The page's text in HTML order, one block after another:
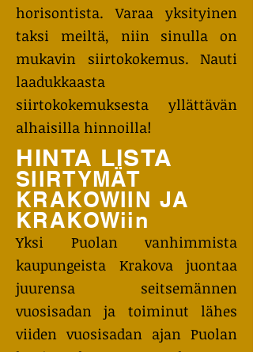
horisontista. Varaa yksityinen
taksi meiltä, niin sinulla on
mukavin siirtokokemus. Nauti
laadukkaasta
siirtokokemuksesta yllättävän
alhaisilla hinnoilla!
HINTA LISTA
SIIRTYMÄT
KRAKOWIIN JA
KRAKOWiin
Yksi Puolan vanhimmista
kaupungeista Krakova juontaa
juurensa seitsemännen
vuosisadan ja toiminut lähes
viiden vuosisadan ajan Puolan